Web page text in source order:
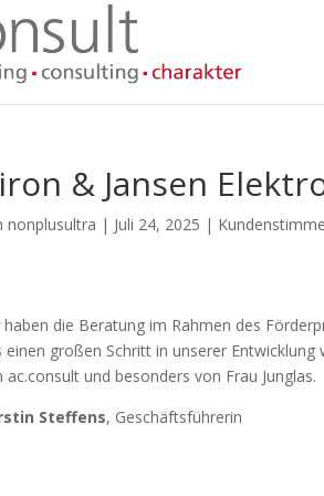
& Jansen
nonplusultra | Juli 24, 2025 |
haben die Beratung im Rahmen des
einen großen Schritt in unserer
ac.consult und besonders von Frau Junglas.
Steffens, Geschäftsführerin